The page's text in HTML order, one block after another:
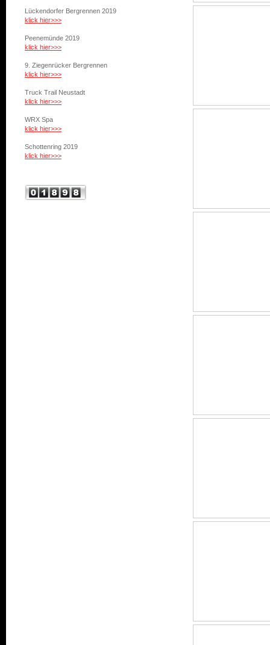
Lückendorfer Bergrennen 2019
klick hier>>>
Peenemünde 2019
klick hier>>>
9. Ziegenrücker Bergrennen
klick hier>>>
Truck Trail Neustadt
klick hier>>>
WRX Spa
klick hier>>>
Schottenring 2019
klick hier>>>